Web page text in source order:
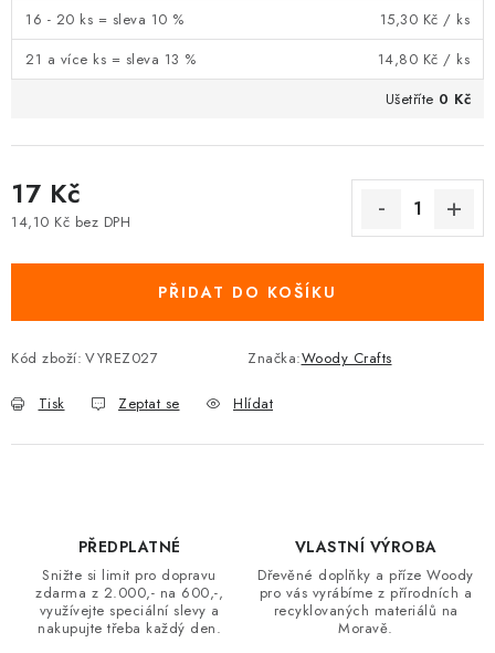
16 - 20 ks = sleva 10 %
15,30 Kč / ks
21 a více ks = sleva 13 %
14,80 Kč / ks
Ušetříte 0 Kč
17 Kč
14,10 Kč bez DPH
PŘIDAT DO KOŠÍKU
Kód zboží: VYREZ027 Značka:Woody Crafts
Tisk Zeptat se Hlídat
PŘEDPLATNÉ
Snižte si limit pro dopravu
zdarma z 2.000,- na 600,-,
využívejte speciální slevy a
nakupujte třeba každý den.
VLASTNÍ VÝROBA
Dřevěné doplňky a příze Woody
pro vás vyrábíme z přírodních a
recyklovaných materiálů na
Moravě.